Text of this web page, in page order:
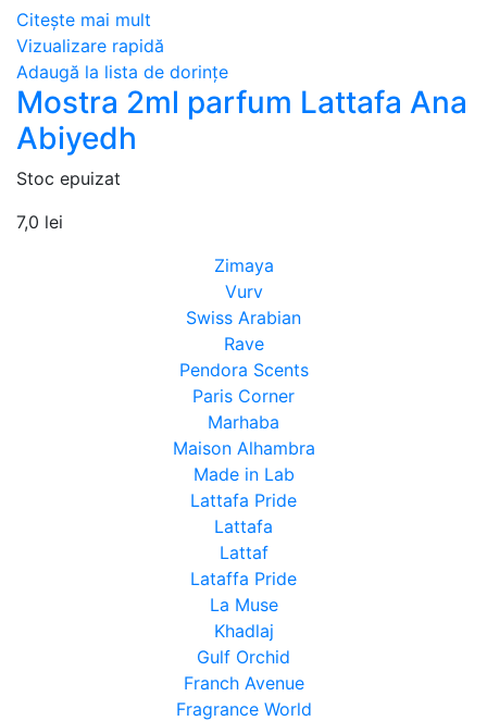
Citește mai mult
Vizualizare rapidă
Adaugă la lista de dorințe
Mostra 2ml parfum Lattafa Ana
Abiyedh
Stoc epuizat
7,0 lei
Zimaya
Vurv
Swiss Arabian
Rave
Pendora Scents
Paris Corner
Marhaba
Maison Alhambra
Made in Lab
Lattafa Pride
Lattafa
Lattaf
Lataffa Pride
La Muse
Khadlaj
Gulf Orchid
Franch Avenue
Fragrance World